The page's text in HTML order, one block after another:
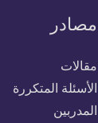
مصادر
مقالات
الأسئلة المتكررة
المدربين